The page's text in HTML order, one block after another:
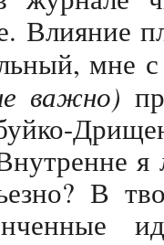
Влияние
мне
важно)
я
В